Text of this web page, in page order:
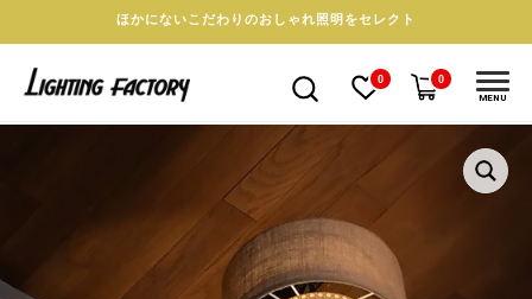
ほかにないこだわりのおしゃれ照明をセレクト
0 0
MENU